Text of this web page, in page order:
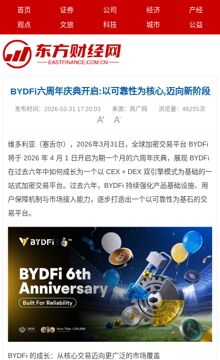
首页 证券 公司 经济
产经
观点
文旅 科技 城市 公益
BYDFi六周年庆典开启:以可靠性为核心,迈向新阶段
发布时间： 2026-03-31 17:20:03 来源： 商广网 浏览量： 46255次
维多利亚（塞舌尔），2026年3月31日，全球加密交易平台 BYDFi
将于 2026 年 4 月 1 日开启为期一个月的六周年庆典，展现 BYDFi
在过去六年中如何成长为一个以 CEX + DEX 双引擎模式为基础的一
站式加密交易平台。过去六年，BYDFi 持续强化产品基础设施、用
户保障机制与市场接入能力，逐步打造出一个以可靠性为基石的交
易平台。
BYDFi 的成长：从核心交易迈向更广泛的市场覆盖